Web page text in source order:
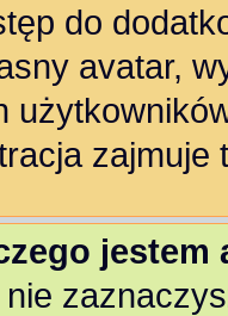
do
avatar,
zajmuje
nie